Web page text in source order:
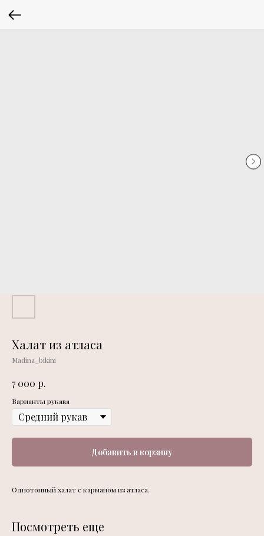
Халат из атласа
Madina_bikini
7 000 р.
Варианты рукава
Добавить в корзину
Однотонный халат с карманом из атласа.
Посмотреть еще